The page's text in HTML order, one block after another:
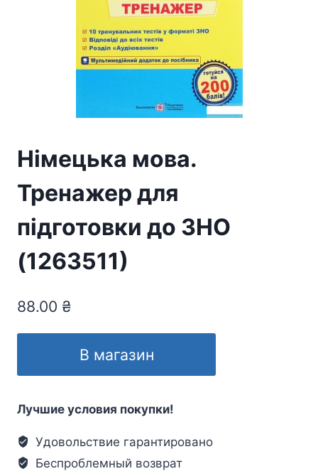
Німецька мова.
Тренажер для
підготовки до ЗНО
(1263511)
88.00 ₴
В магазин
Лучшие условия покупки!
Удовольствие гарантировано
Беспроблемный возврат